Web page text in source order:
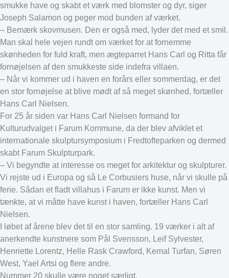
smukke have og skabt et værk med blomster og dyr, siger
Joseph Salamon og peger mod bunden af værket.
– Bemærk skovmusen. Den er også med, lyder det med et smil.
Man skal hele vejen rundt om værket for at fornemme
skønheden for fuld kraft, men ægteparret Hans Carl og Ritta får
fornøjelsen af den smukkeste side indefra villaen.
– Når vi kommer ud i haven en forårs eller sommerdag, er det
en stor fornøjelse at blive mødt af så meget skønhed, fortæller
Hans Carl Nielsen.
For 25 år siden var Hans Carl Nielsen formand for
Kulturudvalget i Farum Kommune, da der blev afviklet et
internationale skulptursymposium i Fredtofteparken og dermed
skabt Farum Skulpturpark.
– Vi begyndte at interesse os meget for arkitektur og skulpturer.
Vi rejste ud i Europa og så Le Corbusiers huse, når vi skulle på
ferie. Sådan et fladt villahus i Farum er ikke kunst. Men vi
tænkte, at vi måtte have kunst i haven, fortæller Hans Carl
Nielsen.
I løbet af årene blev det til en stor samling. 19 værker i alt af
anerkendte kunstnere som Pål Svensson, Leif Sylvester,
Henriette Lorentz, Helle Rask Crawford, Kemal Turfan, Søren
West, Yael Artsi og flere andre.
Nummer 20 skulle være noget særligt.